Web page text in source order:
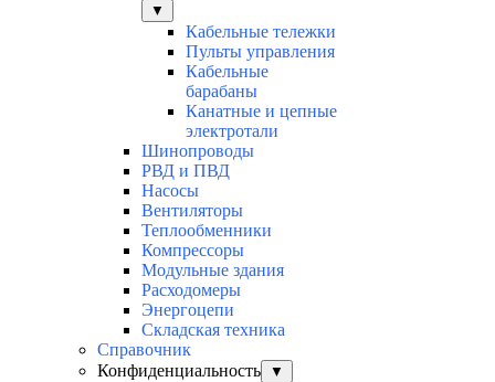
▼
Кабельные тележки
Пульты управления
Кабельные
барабаны
Канатные и цепные
электротали
Шинопроводы
РВД и ПВД
Насосы
Вентиляторы
Теплообменники
Компрессоры
Модульные здания
Расходомеры
Энергоцепи
Складская техника
Справочник
Конфиденциальность
▼